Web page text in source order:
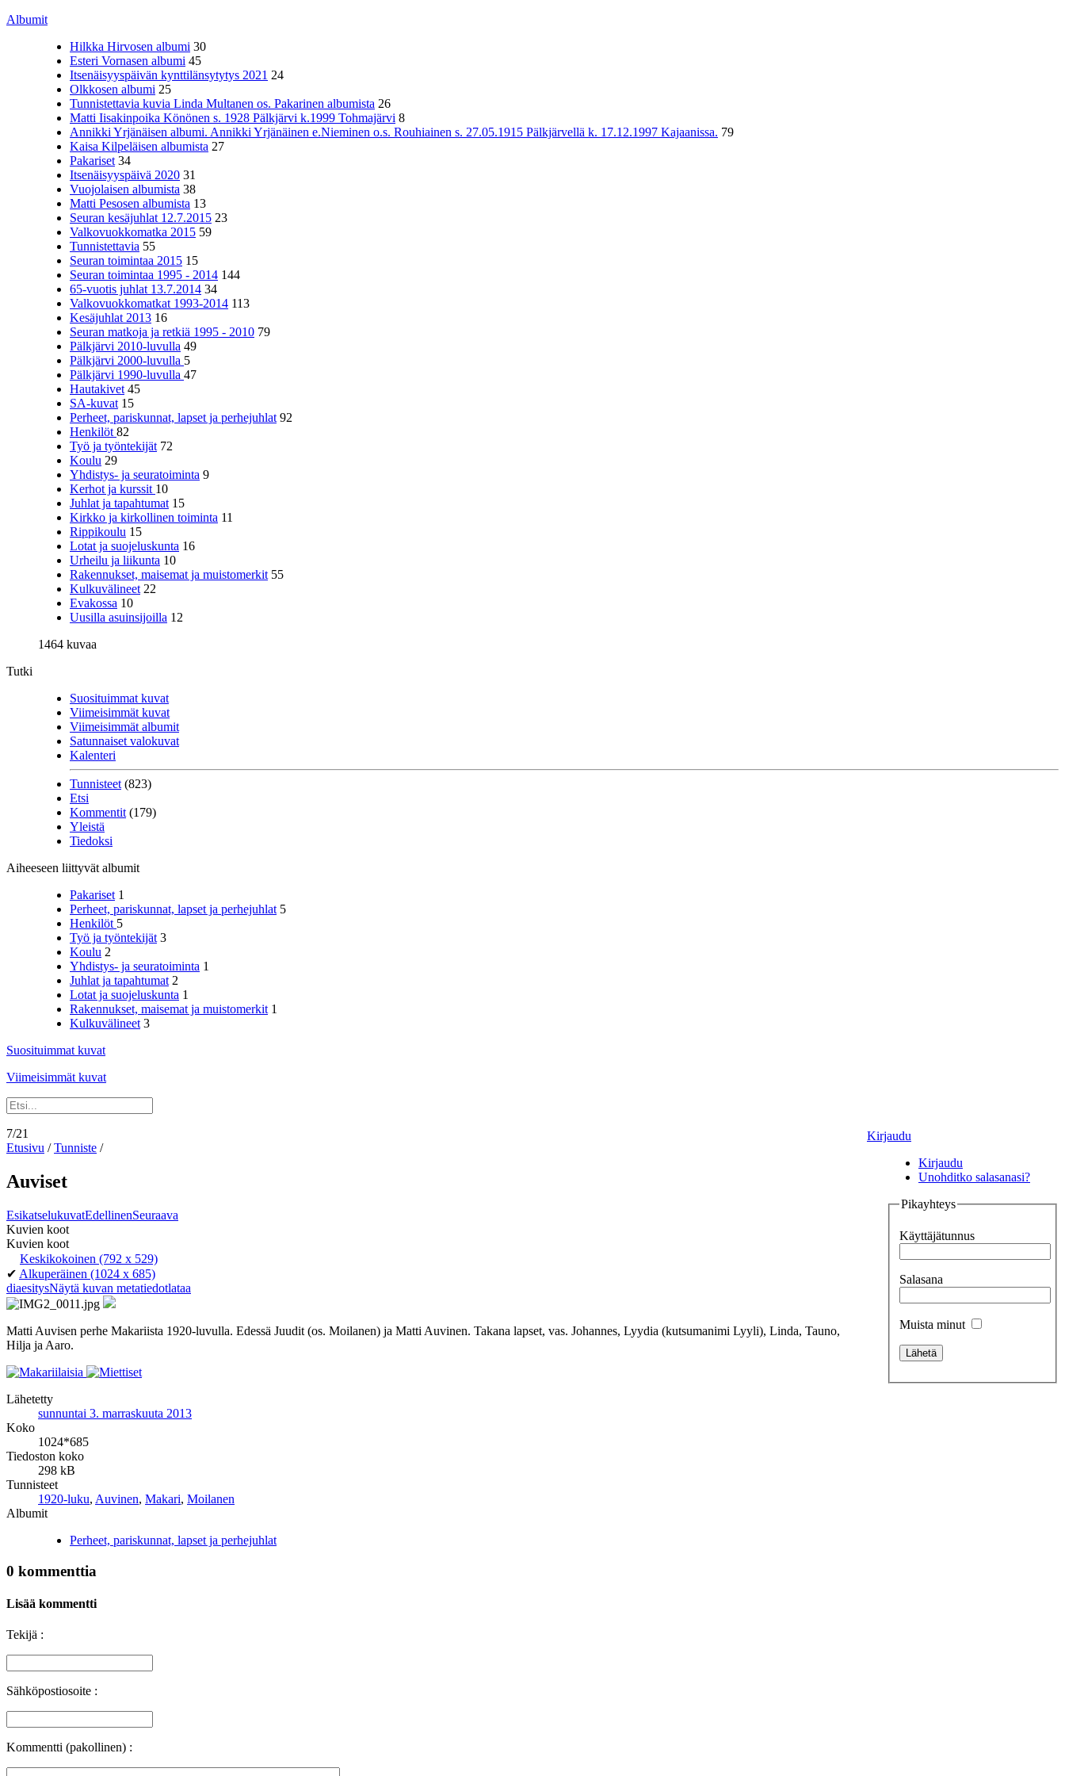
Albumit
Hilkka Hirvosen albumi 30
Esteri Vornasen albumi 45
Itsenäisyyspäivän kynttilänsytytys 2021 24
Olkkosen albumi 25
Tunnistettavia kuvia Linda Multanen os. Pakarinen albumista 26
Matti Iisakinpoika Könönen s. 1928 Pälkjärvi k.1999 Tohmajärvi 8
Annikki Yrjänäisen albumi. Annikki Yrjänäinen e.Nieminen o.s. Rouhiainen s. 27.05.1915 Pälkjärvellä k. 17.12.1997 Kajaanissa. 79
Kaisa Kilpeläisen albumista 27
Pakariset 34
Itsenäisyyspäivä 2020 31
Vuojolaisen albumista 38
Matti Pesosen albumista 13
Seuran kesäjuhlat 12.7.2015 23
Valkovuokkomatka 2015 59
Tunnistettavia 55
Seuran toimintaa 2015 15
Seuran toimintaa 1995 - 2014 144
65-vuotis juhlat 13.7.2014 34
Valkovuokkomatkat 1993-2014 113
Kesäjuhlat 2013 16
Seuran matkoja ja retkiä 1995 - 2010 79
Pälkjärvi 2010-luvulla 49
Pälkjärvi 2000-luvulla 5
Pälkjärvi 1990-luvulla 47
Hautakivet 45
SA-kuvat 15
Perheet, pariskunnat, lapset ja perhejuhlat 92
Henkilöt 82
Työ ja työntekijät 72
Koulu 29
Yhdistys- ja seuratoiminta 9
Kerhot ja kurssit 10
Juhlat ja tapahtumat 15
Kirkko ja kirkollinen toiminta 11
Rippikoulu 15
Lotat ja suojeluskunta 16
Urheilu ja liikunta 10
Rakennukset, maisemat ja muistomerkit 55
Kulkuvälineet 22
Evakossa 10
Uusilla asuinsijoilla 12
1464 kuvaa
Tutki
Suosituimmat kuvat
Viimeisimmät kuvat
Viimeisimmät albumit
Satunnaiset valokuvat
Kalenteri
Tunnisteet (823)
Etsi
Kommentit (179)
Yleistä
Tiedoksi
Aiheeseen liittyvät albumit
Pakariset 1
Perheet, pariskunnat, lapset ja perhejuhlat 5
Henkilöt 5
Työ ja työntekijät 3
Koulu 2
Yhdistys- ja seuratoiminta 1
Juhlat ja tapahtumat 2
Lotat ja suojeluskunta 1
Rakennukset, maisemat ja muistomerkit 1
Kulkuvälineet 3
Suosituimmat kuvat
Viimeisimmät kuvat
Kirjaudu
Kirjaudu
Unohditko salasanasi?
Pikayhteys
Käyttäjätunnus
Salasana
Muista minut
7/21
Etusivu /Tunniste /
Auviset
EsikatselukuvatEdellinenSeuraava
Kuvien koot
Kuvien koot
Keskikokoinen (792 x 529)
✔ Alkuperäinen (1024 x 685)
diaesitysNäytä kuvan metatiedotlataa
Matti Auvisen perhe Makariista 1920-luvulla. Edessä Juudit (os. Moilanen) ja Matti Auvinen. Takana lapset, vas. Johannes, Lyydia (kutsumanimi Lyyli), Linda, Tauno,
Hilja ja Aaro.
Lähetetty
sunnuntai 3. marraskuuta 2013
Koko
1024*685
Tiedoston koko
298 kB
Tunnisteet
1920-luku, Auvinen, Makari, Moilanen
Albumit
Perheet, pariskunnat, lapset ja perhejuhlat
0 kommenttia
Lisää kommentti
Tekijä :
Sähköpostiosoite :
Kommentti (pakollinen) :